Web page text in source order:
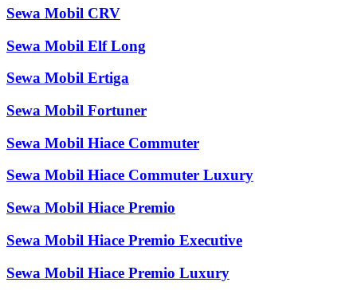
Sewa Mobil CRV
Sewa Mobil Elf Long
Sewa Mobil Ertiga
Sewa Mobil Fortuner
Sewa Mobil Hiace Commuter
Sewa Mobil Hiace Commuter Luxury
Sewa Mobil Hiace Premio
Sewa Mobil Hiace Premio Executive
Sewa Mobil Hiace Premio Luxury